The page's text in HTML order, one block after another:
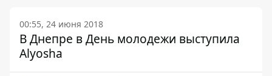
00:55, 24 июня 2018
В Днепре в День молодежи выступила
Alyosha